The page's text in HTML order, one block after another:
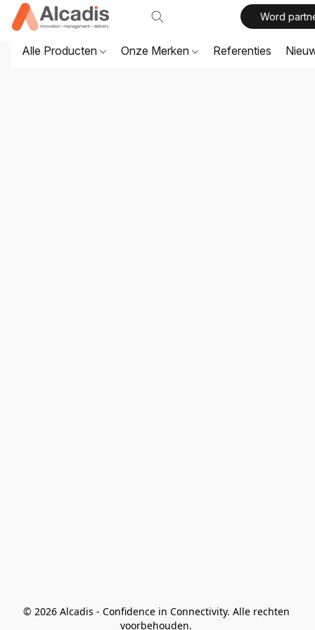
Word
Alle Producten Onze Merken Referenties
© 2026 Alcadis - Confidence in Connectivity. Alle rechten
voorbehouden.